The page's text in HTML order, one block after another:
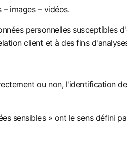
images – vidéos.
personnelles susceptibles
client et à des fins
ou non, l'identification
sensibles » ont le sens défini